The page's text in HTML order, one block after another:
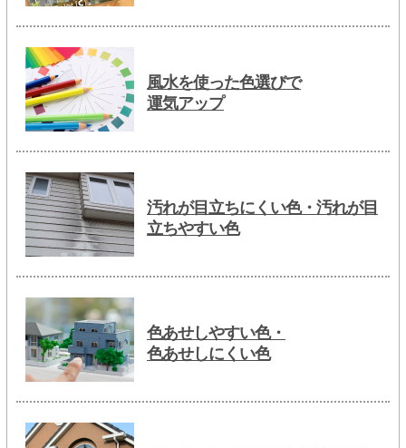
風水を使った色選びで
運気アップ
汚れが目立ちにくい色・汚れが目
立ちやすい色
色あせしやすい色・
色あせしにくい色